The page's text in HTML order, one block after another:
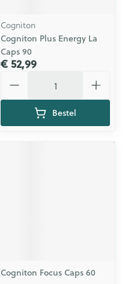
Cogniton
Cogniton Plus Energy La
Caps 90
€ 52,99
Bestel
Cogniton Focus Caps 60